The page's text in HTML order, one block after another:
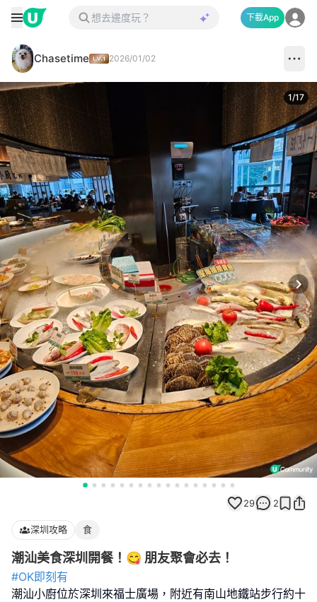
下載App
Chasetime 2026/01/02
1/17
29 2
深圳攻略 食
潮汕美食深圳開餐！😋 朋友聚會必去！
#OK即刻有
潮汕小廚位於深圳來福士廣場，附近有南山地鐵站步行約十